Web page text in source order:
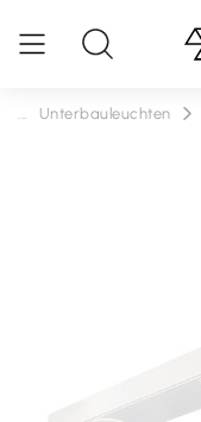
Unterbauleuchten